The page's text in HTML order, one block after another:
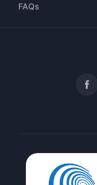
FAQs